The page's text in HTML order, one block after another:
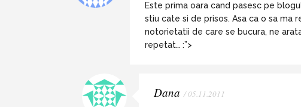
Este prima oara cand pasesc pe
stiu cate si de prisos. Asa ca o sa ma
notorietatii de care se bucura, ne
repetat… :”>
Dana / 05.11.2011